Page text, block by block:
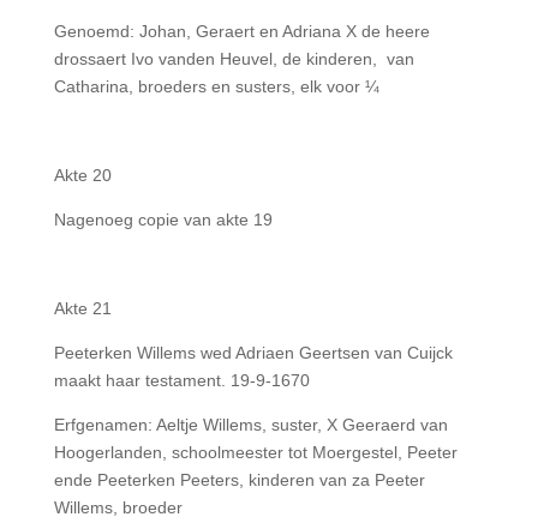
Genoemd: Johan, Geraert en Adriana X de heere
drossaert Ivo vanden Heuvel, de kinderen, van
Catharina, broeders en susters, elk voor ¼
Akte 20
Nagenoeg copie van akte 19
Akte 21
Peeterken Willems wed Adriaen Geertsen van Cuijck
maakt haar testament. 19-9-1670
Erfgenamen: Aeltje Willems, suster, X Geeraerd van
Hoogerlanden, schoolmeester tot Moergestel, Peeter
ende Peeterken Peeters, kinderen van za Peeter
Willems, broeder